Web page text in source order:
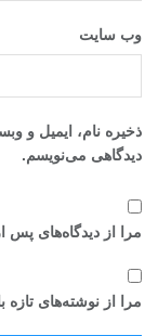
وب‌ سایت
ذخیره نام، ایمیل و
دیدگاهی می‌نویسم.
مرا از دیدگاه‌های پس
مرا از نوشته‌های تازه